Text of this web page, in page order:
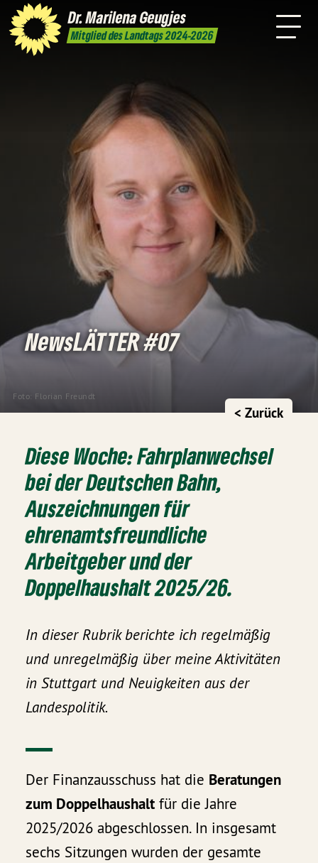
Dr. MarilenaGeugjes
Mitglied des Landtags 2024-2026
Presse
mich
Foto: Florian Freundt
NewsLÄTTER #07
< Zurück
Diese Woche: Fahrplanwechsel
bei der Deutschen Bahn,
Auszeichnungen für
ehrenamtsfreundliche
Arbeitgeber und der
Doppelhaushalt 2025/26.
In dieser Rubrik berichte ich regelmäßig
und unregelmäßig über meine Aktivitäten
in Stuttgart und Neuigkeiten aus der
Landespolitik.
Der Finanzausschuss hat die Beratungen
zum Doppelhaushalt für die Jahre
2025/2026 abgeschlossen. In insgesamt
sechs Sitzungen wurden der gesamte